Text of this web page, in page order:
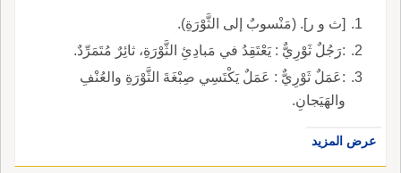
[ث و ر]. (مَنْسوبٌ إلى الثَّوْرَةِ).
:رَجُلٌ ثَوْرِيٌّ : يَعْتَقِدُ في مَبادِئِ الثَّوْرَةِ، ثائِرٌ مُتَمَرِّدٌ.
:عَمَلٌ ثَوْرِيٌّ : عَمَلٌ يَكْتَسِي صِبْغَةَ الثَّوْرَةِ والعُنْفِ
والهَيَجانِ.
عرض المزيد